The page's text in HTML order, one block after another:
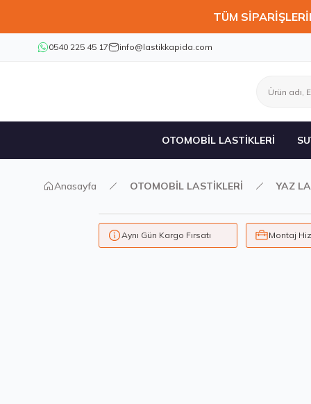
TÜM
0540 225 45 17 info@lastikkapida.com
OTOMOBİL LASTİKLERİ
Anasayfa OTOMOBİL LASTİKLERİ YAZ
Aynı Gün Kargo Fırsatı Montaj